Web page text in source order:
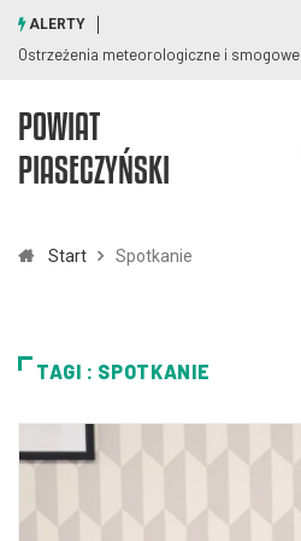
visibility_off
Pomniejsz
remove_circle_outline
ALERTY
Ostrzeżenia meteorologiczne i smogowe
POWIAT
PIASECZYŃSKI
Start Spotkanie
TAGI : SPOTKANIE